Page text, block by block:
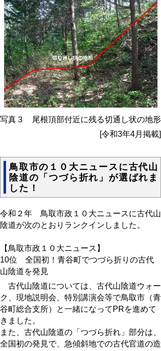
写真３ 尾根頂部付近に残る切通し状の地形
[令和3年4月掲載]
鳥取市の１０大ニュースに古代山
陰道の「つづら折れ」が選ばれま
した！
令和２年 鳥取市政１０大ニュースに古代山
陰道が次のとおりランクインしました。
【鳥取市政１０大ニュース】
10位 全国初！青谷町でつづら折りの古代
山陰道を発見
古代山陰道については、古代山陰道ウォー
ク、現地説明会、特別講演会等で鳥取市（青
谷町総合支所）と一緒になってPRを進めて
きました。
また、古代山陰道の「つづら折れ」部分は、
全国初の発見で、急傾斜地での古代官道の造